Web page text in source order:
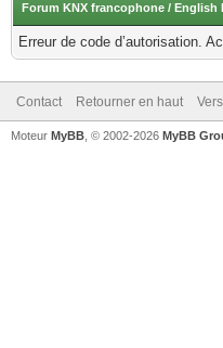
Forum KNX francophone / English
Erreur de code d’autorisation.
Contact Retourner en haut
Moteur MyBB , © 2002-2026 MyBB